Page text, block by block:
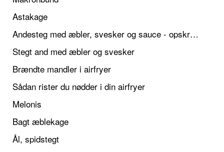
Astakage
Andesteg med æbler, svesker og sauce - opskrift også til jul
Stegt and med æbler og svesker
Brændte mandler i airfryer
Sådan rister du nødder i din airfryer
Melonis
Bagt æblekage
Ål, spidstegt